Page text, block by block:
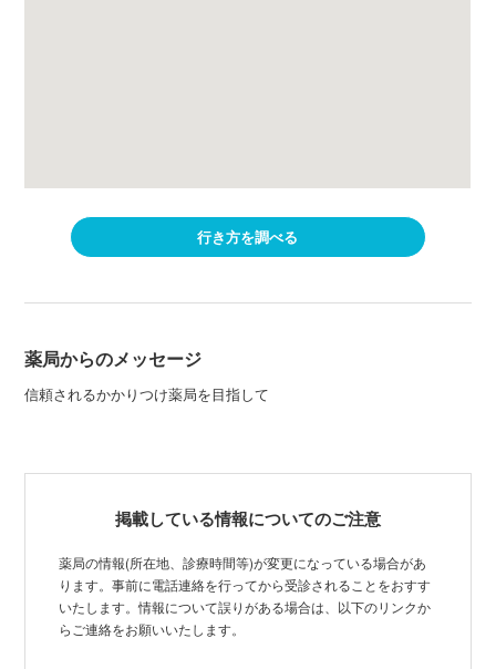
行き方を調べる
薬局からのメッセージ
信頼されるかかりつけ薬局を目指して
掲載している情報についてのご注意
薬局の情報(所在地、診療時間等)が変更になっている場合があ
ります。事前に電話連絡を行ってから受診されることをおすす
いたします。情報について誤りがある場合は、以下のリンクか
らご連絡をお願いいたします。